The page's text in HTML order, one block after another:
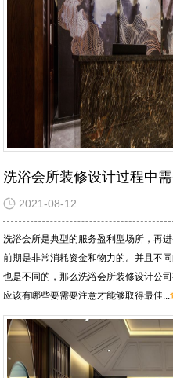
洗浴会所装修设计过程中
2021-08-12
洗浴会所是典型的服务盈利型场所，再
前期是非常消耗资金和物力的。并且不
也是不同的，那么洗浴会所装修设计公
应该有哪些要需要注意才能够取得最佳...